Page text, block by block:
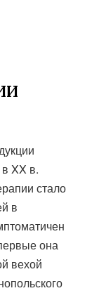
XX в.
стало
в
она
вехой